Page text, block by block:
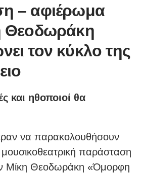
– αφιέρωμα
Θεοδωράκη
τον κύκλο της
και ηθοποιοί θα
να παρακολουθήσουν
παράσταση
Μίκη Θεοδωράκη «Όμορφη